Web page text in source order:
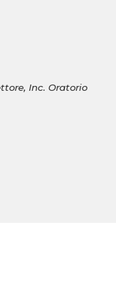
Inc. Oratorio